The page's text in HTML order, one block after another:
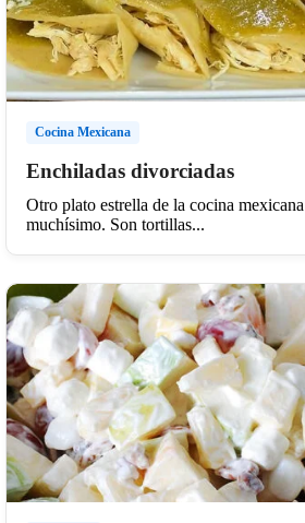
Cocina Mexicana
Enchiladas divorciadas
Otro plato estrella de la cocina
muchísimo. Son tortillas...